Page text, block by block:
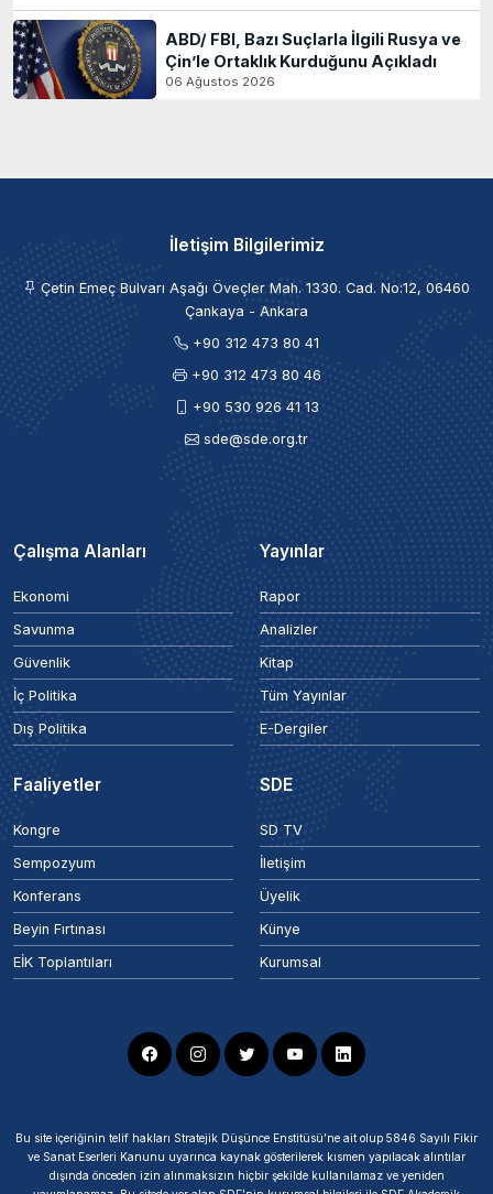
ABD/ FBI, Bazı Suçlarla İlgili Rusya ve
Çin’le Ortaklık Kurduğunu Açıkladı
06 Ağustos 2026
İletişim Bilgilerimiz
Çetin Emeç Bulvarı Aşağı Öveçler Mah. 1330. Cad. No:12, 06460
Çankaya - Ankara
+90 312 473 80 41
+90 312 473 80 46
+90 530 926 41 13
sde@sde.org.tr
Çalışma Alanları
Ekonomi
Savunma
Güvenlik
İç Politika
Dış Politika
Yayınlar
Rapor
Analizler
Kitap
Tüm Yayınlar
E-Dergiler
Faaliyetler
Kongre
Sempozyum
Konferans
Beyin Fırtınası
EİK Toplantıları
SDE
SD TV
İletişim
Üyelik
Künye
Kurumsal
Bu site içeriğinin telif hakları Stratejik Düşünce Enstitüsü’ne ait olup 5846 Sayılı Fikir
ve Sanat Eserleri Kanunu uyarınca kaynak gösterilerek kısmen yapılacak alıntılar
dışında önceden izin alınmaksızın hiçbir şekilde kullanılamaz ve yeniden